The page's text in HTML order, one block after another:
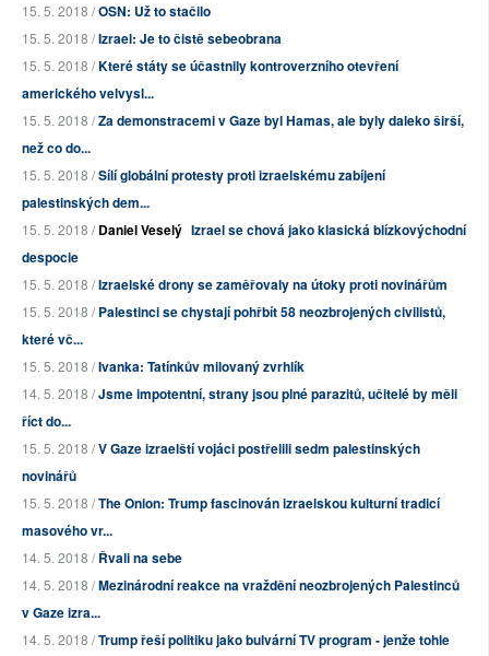
15. 5. 2018 /OSN: Už to stačilo
15. 5. 2018 /Izrael: Je to čistě sebeobrana
15. 5. 2018 /Které státy se účastnily kontroverzního otevření
amerického velvysl...
15. 5. 2018 /Za demonstracemi v Gaze byl Hamas, ale byly daleko širší,
než co do...
15. 5. 2018 /Sílí globální protesty proti izraelskému zabíjení
palestinských dem...
15. 5. 2018 /Daniel Veselý Izrael se chová jako klasická blízkovýchodní
despocie
15. 5. 2018 /Izraelské drony se zaměřovaly na útoky proti novinářům
15. 5. 2018 /Palestinci se chystají pohřbít 58 neozbrojených civilistů,
které vč...
15. 5. 2018 /Ivanka: Tatínkův milovaný zvrhlík
14. 5. 2018 /Jsme impotentní, strany jsou plné parazitů, učitelé by měli
říct do...
15. 5. 2018 /V Gaze izraelští vojáci postřelili sedm palestinských
novinářů
15. 5. 2018 /The Onion: Trump fascinován izraelskou kulturní tradicí
masového vr...
14. 5. 2018 /Řvali na sebe
14. 5. 2018 /Mezinárodní reakce na vraždění neozbrojených Palestinců
v Gaze izra...
14. 5. 2018 /Trump řeší politiku jako bulvární TV program - jenže tohle